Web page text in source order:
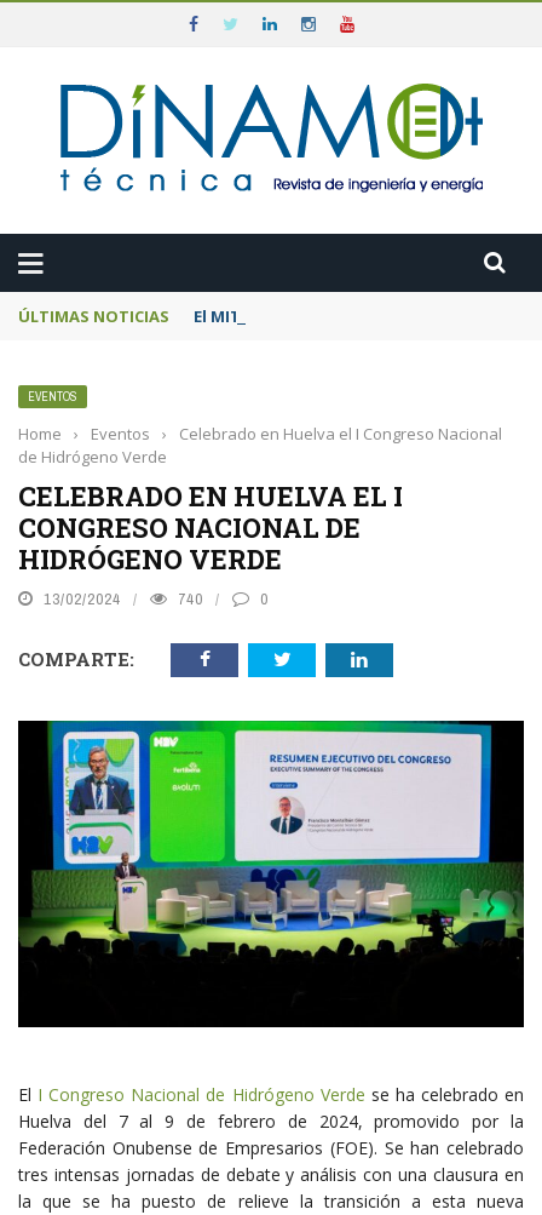
ÚLTIMAS NOTICIAS El MITECO prepara una subasta de 600
EVENTOS
Home › Eventos ›
Celebrado en Huelva el I Congreso Nacional
de Hidrógeno Verde
CELEBRADO EN HUELVA EL I
CONGRESO NACIONAL DE
HIDRÓGENO VERDE
13/02/2024 740 0
COMPARTE:
El I Congreso Nacional de Hidrógeno Verde se ha celebrado en
Huelva del 7 al 9 de febrero de 2024, promovido por la
Federación Onubense de Empresarios (FOE). Se han celebrado
tres intensas jornadas de debate y análisis con una clausura en
la que se ha puesto de relieve la transición a esta nueva